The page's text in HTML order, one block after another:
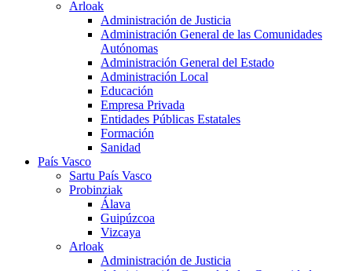
Arloak
Administración de Justicia
Administración General de las Comunidades
Autónomas
Administración General del Estado
Administración Local
Educación
Empresa Privada
Entidades Públicas Estatales
Formación
Sanidad
País Vasco
Sartu País Vasco
Probinziak
Álava
Guipúzcoa
Vizcaya
Arloak
Administración de Justicia